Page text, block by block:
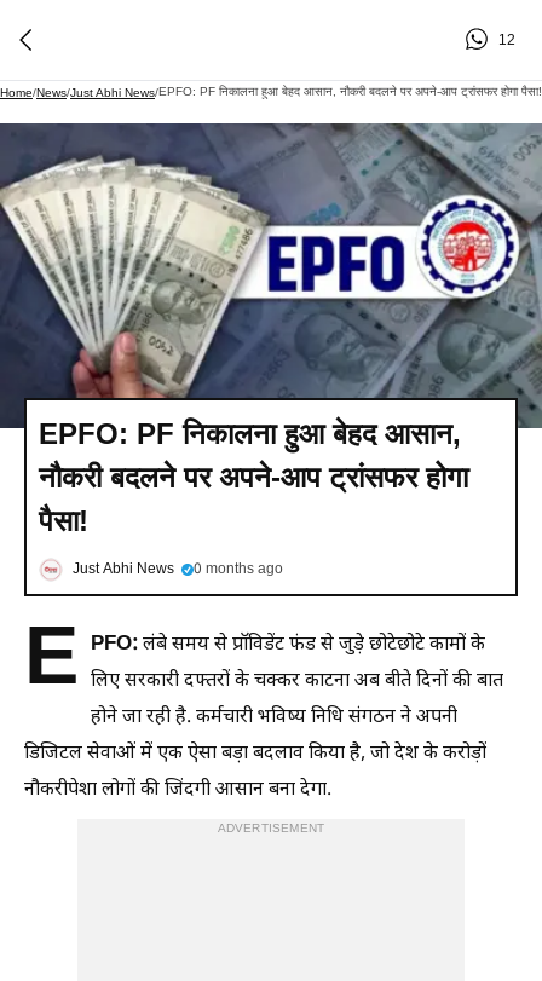
12
Home/News/Just Abhi News/EPFO: PF निकालना हुआ बेहद आसान, नौकरी बदलने पर अपने-आप ट्रांसफर होगा पैसा!​
EPFO: PF निकालना हुआ बेहद आसान,
नौकरी बदलने पर अपने-आप ट्रांसफर होगा
पैसा!​
Just Abhi News 0 months ago
E PFO:लंबे समय से प्रॉविडेंट फंड से जुड़े छोटेछोटे कामों के
लिए सरकारी दफ्तरों के चक्कर काटना अब बीते दिनों की बात
होने जा रही है. कर्मचारी भविष्य निधि संगठन ने अपनी
डिजिटल सेवाओं में एक ऐसा बड़ा बदलाव किया है, जो देश के करोड़ों
नौकरीपेशा लोगों की जिंदगी आसान बना देगा.
ADVERTISEMENT